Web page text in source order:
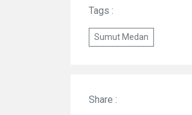
Tags :
Sumut Medan
Share :